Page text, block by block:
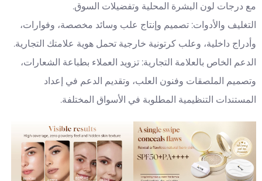
مع درجات لون البشرة المحلية وتفضيلات السوق.
التغليف والأدوات: تصميم وإنتاج علب وسائد مخصصة، وفوارات،
وأدراج داخلية، وعلب كرتونية خارجية تحمل هوية علامتك التجارية.
الدعم الخاص بالعلامة التجارية: تزويد العملاء بطباعة الشعارات،
وتصميم الملصقات وفنون العلب، وتقديم الدعم في إعداد
المستندات التنظيمية المطلوبة في الأسواق المختلفة.